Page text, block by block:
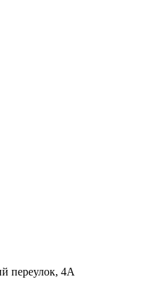
переулок, 4А